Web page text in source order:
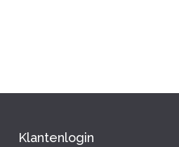
Klantenlogin